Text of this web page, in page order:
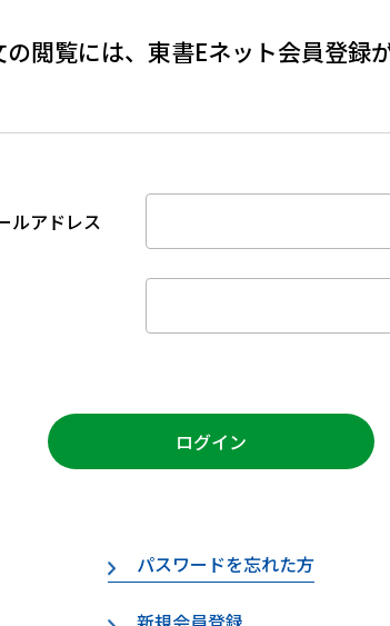
閲覧には、東書Eネット会員登録が
ルアドレス
ログイン
パスワードを忘れた方